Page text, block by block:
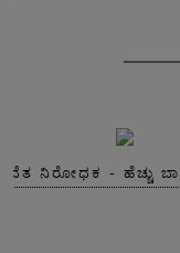
ನಿರೋಧಕ - ಹೆಚ್ಚು